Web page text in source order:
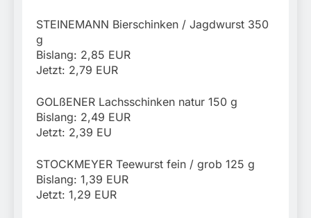
STEINEMANN Bierschinken / Jagdwurst 350
g
Bislang: 2,85 EUR
Jetzt: 2,79 EUR
GOLßENER Lachsschinken natur 150 g
Bislang: 2,49 EUR
Jetzt: 2,39 EU
STOCKMEYER Teewurst fein / grob 125 g
Bislang: 1,39 EUR
Jetzt: 1,29 EUR